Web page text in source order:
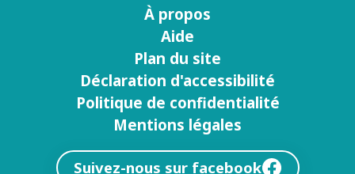
À propos
Aide
Plan du site
Déclaration d'accessibilité
Politique de confidentialité
Mentions légales
Suivez-nous sur facebook